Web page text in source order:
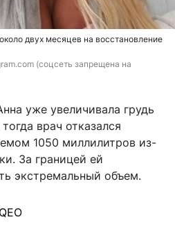
двух месяцев на восстановление
(соцсеть запрещена на
уже увеличивала грудь
врач отказался
1050 миллилитров из-
За границей ей
экстремальный объем.